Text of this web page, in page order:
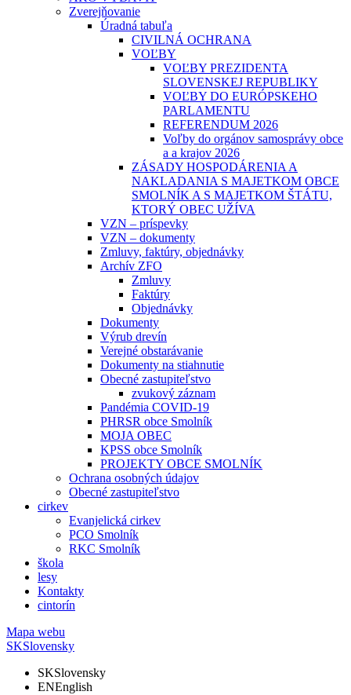
Zverejňovanie
Úradná tabuľa
CIVILNÁ OCHRANA
VOĽBY
VOĽBY PREZIDENTA
SLOVENSKEJ REPUBLIKY
VOĽBY DO EURÓPSKEHO
PARLAMENTU
REFERENDUM 2026
Voľby do orgánov samosprávy obce
a a krajov 2026
ZÁSADY HOSPODÁRENIA A
NAKLADANIA S MAJETKOM OBCE
SMOLNÍK A S MAJETKOM ŠTÁTU,
KTORÝ OBEC UŽÍVA
VZN – príspevky
VZN – dokumenty
Zmluvy, faktúry, objednávky
Archív ZFO
Zmluvy
Faktúry
Objednávky
Dokumenty
Výrub drevín
Verejné obstarávanie
Dokumenty na stiahnutie
Obecné zastupiteľstvo
zvukový záznam
Pandémia COVID-19
PHRSR obce Smolník
MOJA OBEC
KPSS obce Smolník
PROJEKTY OBCE SMOLNÍK
Ochrana osobných údajov
Obecné zastupiteľstvo
cirkev
Evanjelická cirkev
PCO Smolník
RKC Smolník
škola
lesy
Kontakty
cintorín
Mapa webu
SKSlovensky
SKSlovensky
ENEnglish